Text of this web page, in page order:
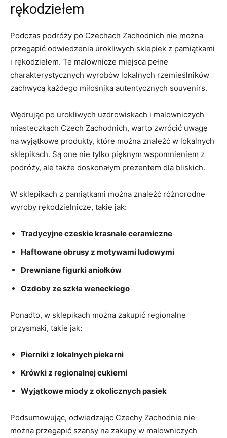
rękodziełem
Podczas podróży po Czechach Zachodnich ⁣nie można
przegapić odwiedzenia urokliwych sklepiek z pamiątkami
i rękodziełem. Te malownicze miejsca pełne
charakterystycznych wyrobów lokalnych rzemieślników
zachwycą każdego miłośnika‍ autentycznych souvenirs.
Wędrując ⁤po urokliwych uzdrowiskach i malowniczych
miasteczkach Czech Zachodnich, warto⁣ zwrócić uwagę​
na wyjątkowe produkty, które można znaleźć w lokalnych
sklepikach. ‌Są one nie⁤ tylko pięknym wspomnieniem z
podróży,​ ale także⁣ doskonałym ⁢prezentem⁤ dla bliskich.
W sklepikach z pamiątkami można znaleźć różnorodne
wyroby rękodzielnicze, takie jak:
Tradycyjne czeskie krasnale ceramiczne
Haftowane obrusy ⁢z motywami ludowymi
Drewniane figurki aniołków
Ozdoby ⁣ze szkła weneckiego
Ponadto, w sklepikach można zakupić regionalne
przysmaki, takie jak:
Pierniki z ⁣lokalnych piekarni
Krówki z regionalnej cukierni
Wyjątkowe miody z okolicznych pasiek
Podsumowując, odwiedzając Czechy Zachodnie nie
można przegapić szansy na zakupy w malowniczych